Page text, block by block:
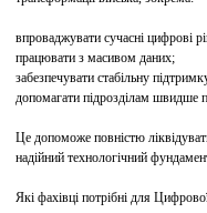
впроваджувати сучасні цифрові
працювати з масивом даних;
забезпечувати стабільну
допомагати підрозділам швидше
Це допоможе повністю
надійний технологічний
Які фахівці потрібні для